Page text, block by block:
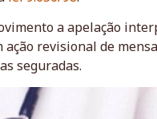
a apelação
revisional de
seguradas.